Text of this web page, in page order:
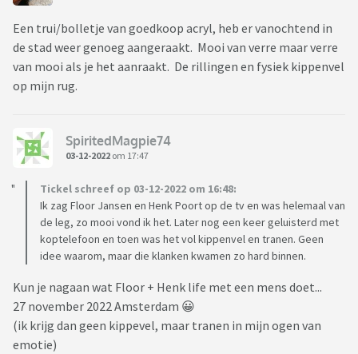
Een trui/bolletje van goedkoop acryl, heb er vanochtend in
de stad weer genoeg aangeraakt. Mooi van verre maar verre
van mooi als je het aanraakt. De rillingen en fysiek kippenvel
op mijn rug.
SpiritedMagpie74
03-12-2022 om 17:47
Tickel schreef op 03-12-2022 om 16:48:
Ik zag Floor Jansen en Henk Poort op de tv en was helemaal van
de leg, zo mooi vond ik het. Later nog een keer geluisterd met
koptelefoon en toen was het vol kippenvel en tranen. Geen
idee waarom, maar die klanken kwamen zo hard binnen.
Kun je nagaan wat Floor + Henk life met een mens doet...
27 november 2022 Amsterdam 😀
(ik krijg dan geen kippevel, maar tranen in mijn ogen van
emotie)